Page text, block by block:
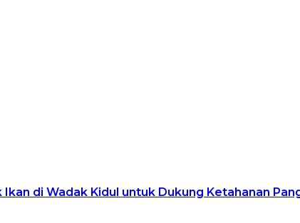
di Wadak Kidul untuk Dukung Ketahanan